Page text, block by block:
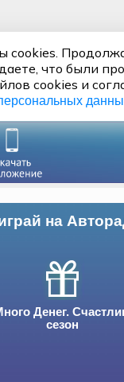
на
Денег.
сезон
что были
cookies и